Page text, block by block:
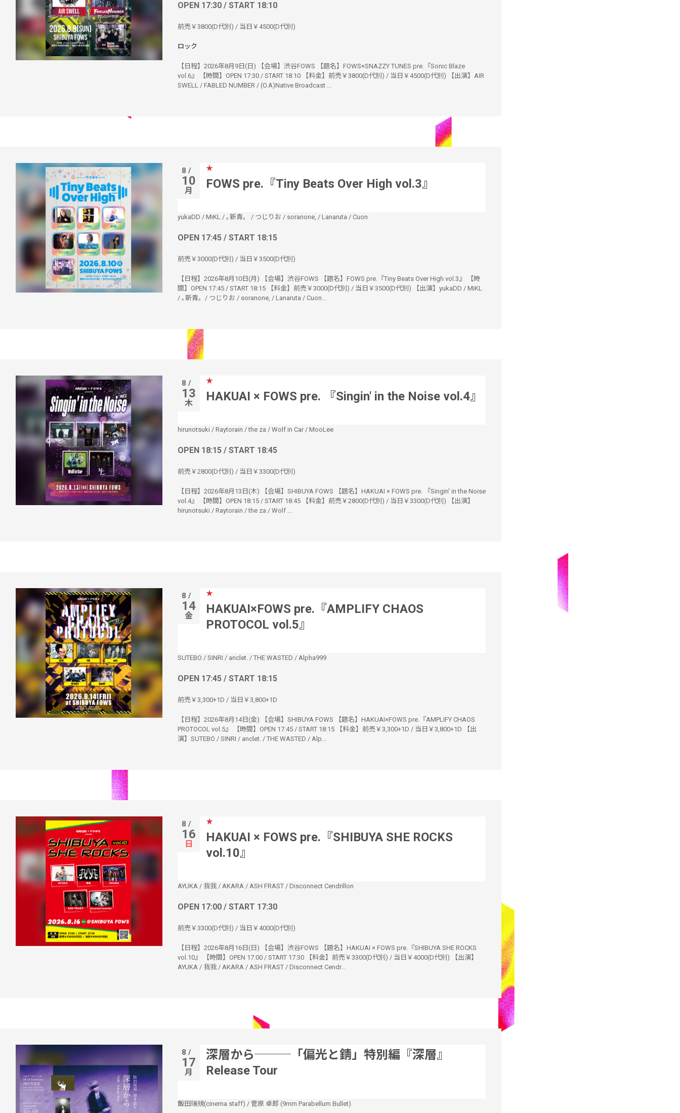
OPEN 17:30 / START 18:10
前売￥3800(D代別) / 当日￥4500(D代別)
ロック
【日程】2026年8月9日(日) 【会場】渋谷FOWS 【題名】FOWS×SNAZZY TUNES pre.『Sonic Blaze
vol.6』 【時間】OPEN 17:30 / START 18:10 【料金】前売￥3800(D代別) / 当日￥4500(D代別) 【出演】AIR
SWELL / FABLED NUMBER / (O.A)Native Broadcast ...
8 /
10
月
★
FOWS pre.『Tiny Beats Over High vol.3』
yukaDD / MiKL/ ｡新青。 / つじりお / soranone, / Lanaruta / Cuon
OPEN 17:45 / START 18:15
前売￥3000(D代別) / 当日￥3500(D代別)
【日程】2026年8月10日(月) 【会場】渋谷FOWS 【題名】FOWS pre.『Tiny Beats Over High vol.3』 【時
間】OPEN 17:45 / START 18:15 【料金】前売￥3000(D代別) / 当日￥3500(D代別) 【出演】yukaDD / MiKL
/ ｡新青。/ つじりお / soranone, / Lanaruta / Cuon...
8 /
13
木
★
HAKUAI × FOWS pre. 『Singin' in the Noise vol.4』
hirunotsuki / Raytorain /the za / Wolf in Car/ MooLee
OPEN 18:15 / START 18:45
前売￥2800(D代別) / 当日￥3300(D代別)
【日程】2026年8月13日(木) 【会場】SHIBUYA FOWS 【題名】HAKUAI × FOWS pre. 『Singin' in the Noise
vol.4』 【時間】OPEN 18:15 / START 18:45 【料金】前売￥2800(D代別) / 当日￥3300(D代別) 【出演】
hirunotsuki / Raytorain / the za / Wolf ...
8 /
14
金
★
HAKUAI×FOWS pre.『AMPLIFY CHAOS
PROTOCOL vol.5』
SUTEBO / SINRI / anclet./ THE WASTED / Alpha999
OPEN 17:45 / START 18:15
前売￥3,300+1D / 当日￥3,800+1D
【日程】2026年8月14日(金) 【会場】SHIBUYA FOWS 【題名】HAKUAI×FOWS pre.『AMPLIFY CHAOS
PROTOCOL vol.5』 【時間】OPEN 17:45 / START 18:15 【料金】前売￥3,300+1D / 当日￥3,800+1D 【出
演】SUTEBO / SINRI / anclet. / THE WASTED / Alp...
8 /
16
日
★
HAKUAI × FOWS pre.『SHIBUYA SHE ROCKS
vol.10』
AYUKA/ 我我/ AKARA/ ASH FRAST/ Disconnect Cendrillon
OPEN 17:00 / START 17:30
前売￥3300(D代別) / 当日￥4000(D代別)
【日程】2026年8月16日(日) 【会場】渋谷FOWS 【題名】HAKUAI × FOWS pre.『SHIBUYA SHE ROCKS
vol.10』 【時間】OPEN 17:00 / START 17:30 【料金】前売￥3300(D代別) / 当日￥4000(D代別) 【出演】
AYUKA / 我我 / AKARA / ASH FRAST / Disconnect Cendr...
8 /
17
月
深層から───「偏光と錆」特別編『深層』
Release Tour
飯田瑞規(cinema staff) / 菅原 卓郎 (9mm Parabellum Bullet)